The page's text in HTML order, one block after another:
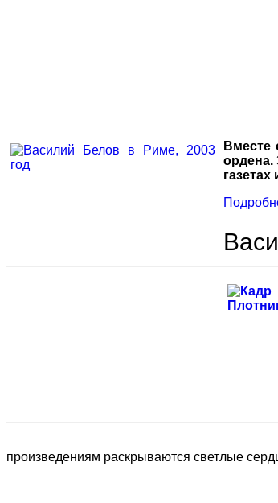
Вместе
ордена.
произведениям раскрываются светлые